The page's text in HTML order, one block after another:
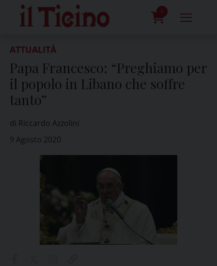
content
0
ATTUALITÀ
Papa Francesco: “Preghiamo per
il popolo in Libano che soffre
tanto”
di Riccardo Azzolini
9 Agosto 2020